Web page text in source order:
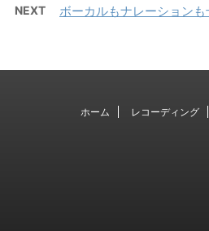
NEXT ボーカルもナレーション
ホーム レコーディング